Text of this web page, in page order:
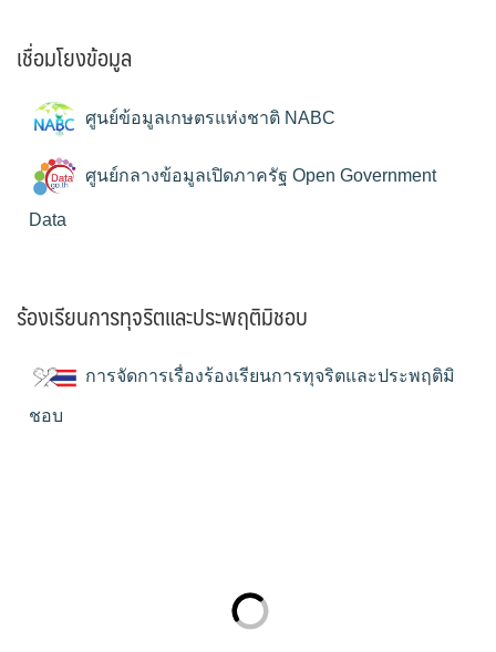
เชื่อมโยงข้อมูล
ศูนย์ข้อมูลเกษตรแห่งชาติ NABC
ศูนย์กลางข้อมูลเปิดภาครัฐ Open Government
Data
ร้องเรียนการทุจริตและประพฤติมิชอบ
การจัดการเรื่องร้องเรียนการทุจริตและประพฤติมิ
ชอบ